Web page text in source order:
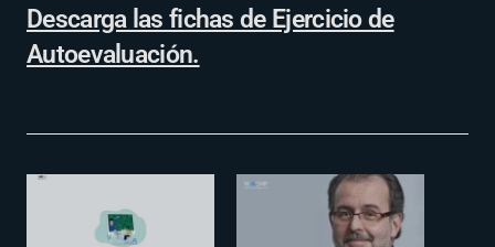
Descarga las fichas de Ejercicio de
Autoevaluación.